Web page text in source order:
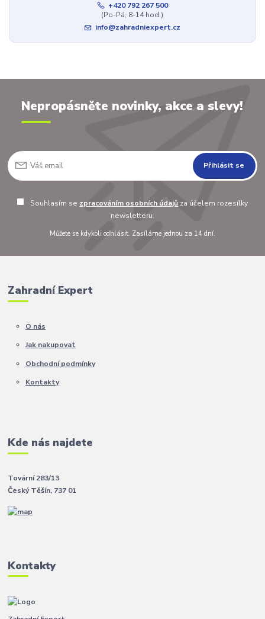
+420 792 267 500
(Po-Pá, 8-14 hod.)
info@zahradniexpert.cz
Nepropásněte novinky, akce a slevy!
Přihlásit se
Souhlasím se zpracováním osobních údajů za účelem rozesílky
newsletteru.
Můžete se kdykoli odhlásit. Zasíláme jednou za 14 dní.
Zahradní Expert
O nás
Jak nakupovat
Obchodní podmínky
Kontakty
Kde nás najdete
Tovární 283/13
Český Těšín, 737 01
Kontakty